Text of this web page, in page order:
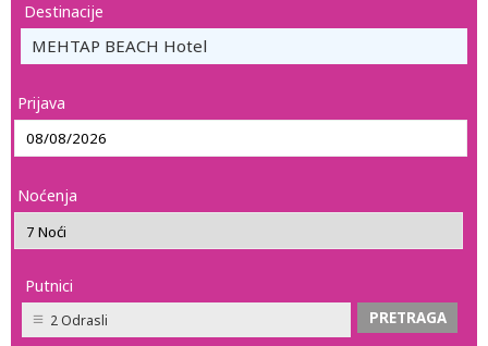
Destinacije
MEHTAP BEACH Hotel
Prijava
Noćenja
Putnici
2 Odrasli